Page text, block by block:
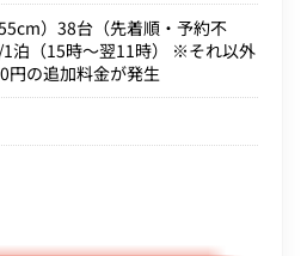
）38台（先着順・予約不
泊（15時～翌11時） ※それ以外
円の追加料金が発生